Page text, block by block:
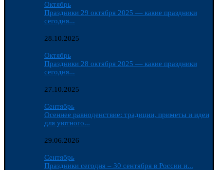
Октябрь
Праздники 29 октября 2025 — какие праздники
сегодня...
28.10.2025
Октябрь
Праздники 28 октября 2025 — какие праздники
сегодня...
27.10.2025
Сентябрь
Осеннее равноденствие: традиции, приметы и идеи
для уютного...
29.06.2026
Сентябрь
Праздники сегодня – 30 сентября в России и...